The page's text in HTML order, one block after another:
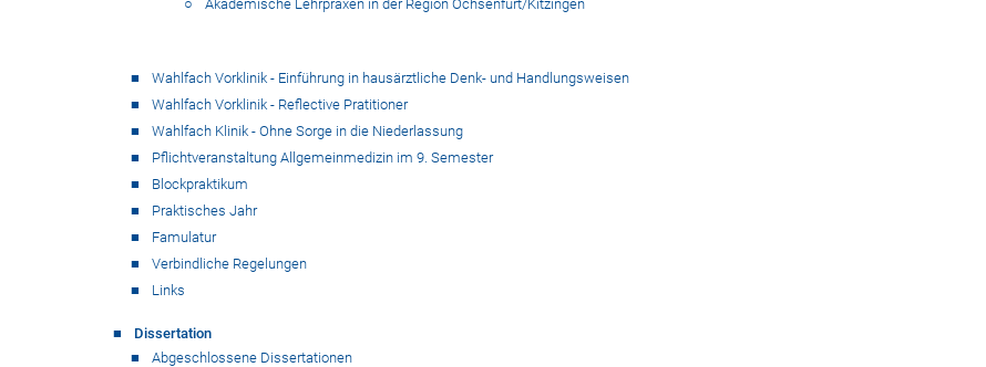
Akademische Lehrpraxen in der Region Ochsenfurt/Kitzingen
Wahlfach Vorklinik - Einführung in hausärztliche Denk- und Handlungsweisen
Wahlfach Vorklinik - Reflective Pratitioner
Wahlfach Klinik - Ohne Sorge in die Niederlassung
Pflichtveranstaltung Allgemeinmedizin im 9. Semester
Blockpraktikum
Praktisches Jahr
Famulatur
Verbindliche Regelungen
Links
Dissertation
Abgeschlossene Dissertationen